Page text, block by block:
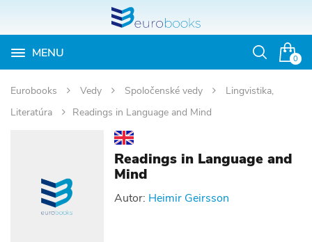
0
MENU
Otvoriť
Eurobooks Vedy Spoločenské vedy
Lingvistika,
Literatúra
Readings in Language and Mind
Readings in Language and
Mind
Autor: Heimir Geirsson